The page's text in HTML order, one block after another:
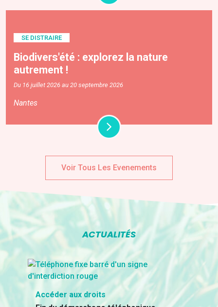
SE DISTRAIRE
Biodivers'été : explorez la nature
autrement !
Du 16 juillet 2026 au 20 septembre 2026
Nantes
Voir Tous Les Evenements
ACTUALITÉS
Accéder aux droits